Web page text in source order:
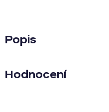
Popis
Hodnocení